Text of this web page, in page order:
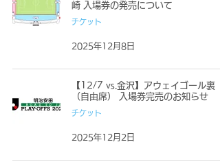
崎 入場券の発売について
チケット
2025年12月8日
【12/7 vs.金沢】アウェイゴール裏
（自由席） 入場券完売のお知らせ
チケット
2025年12月2日